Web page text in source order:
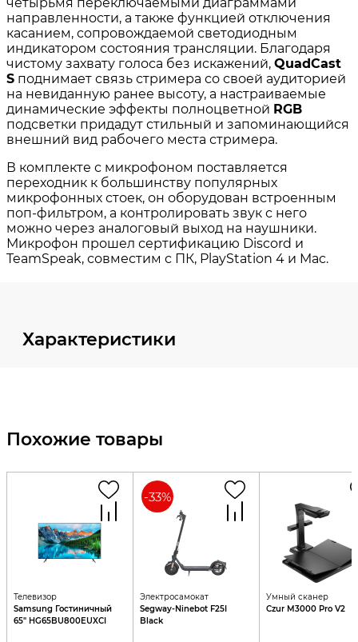
Характеристики
Похожие товары
Телевизор
Samsung Гостиничный
65" HG65BU800EUXCI
-33%
Электросамокат
Segway-Ninebot F25I
Black
Умный сканер
Czur M3000 Pro V2